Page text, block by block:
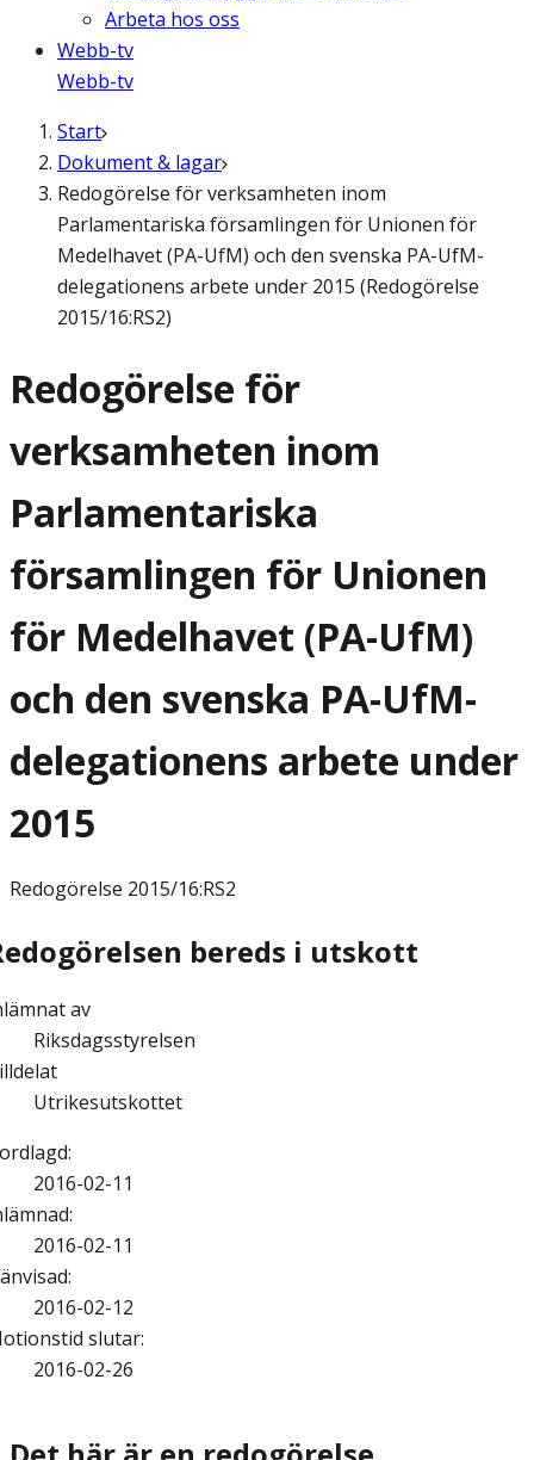
Arbeta hos oss
Webb-tv
Webb-tv
Start
Dokument & lagar
Redogörelse för verksamheten inom
Parlamentariska församlingen för Unionen för
Medelhavet (PA-UfM) och den svenska PA-UfM-
delegationens arbete under 2015 (Redogörelse
2015/16:RS2)
Redogörelse för
verksamheten inom
Parlamentariska
församlingen för Unionen
för Medelhavet (PA-UfM)
och den svenska PA-UfM-
delegationens arbete under
2015
Redogörelse 2015/16:RS2
bereds i utskott
av
Riksdagsstyrelsen
Utrikesutskottet
:
2016-02-11
:
2016-02-11
:
2016-02-12
slutar:
2016-02-26